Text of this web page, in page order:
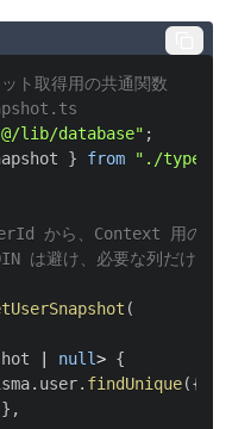
ト取得用の共通関数
lib/database" ;
} from "./types"
(
null> {
. user. findUnique({
} ,